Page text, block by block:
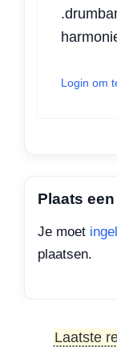
Login om
Plaats
Je moet
plaatsen.
Laatste